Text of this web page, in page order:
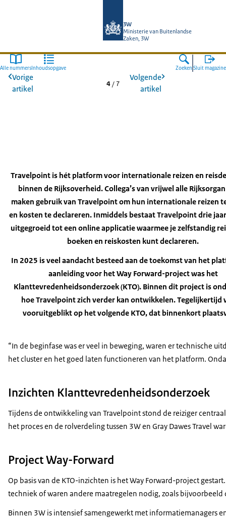
3W
Ministerie van Buitenlandse
Zaken, 3W
Alle nummers Inhoudsopgave Zoeken Sluit magazine
Vorige
artikel
4 / 7
Volgende
artikel
Travelpoint is hét platform voor internationale reizen en
binnen de Rijksoverheid. Collega’s van vrijwel alle
maken gebruik van Travelpoint om hun internationale reizen
en kosten te declareren. Inmiddels bestaat Travelpoint drie
uitgegroeid tot een online applicatie waarmee je zelfstandig
boeken en reiskosten kunt declareren.
In 2025 is veel aandacht besteed aan de toekomst van het
aanleiding voor het Way Forward-project was het
Klanttevredenheidsonderzoek (KTO). Binnen dit project is
hoe Travelpoint zich verder kan ontwikkelen. Tegelijkertijd
vooruitgeblikt op het volgende KTO, dat binnenkort
“In de beginfase was er veel in beweging, waren er technische
het cluster en het goed laten functioneren van het platform.
Inzichten Klanttevredenheidsonderzoek
Tijdens de ontwikkeling van Travelpoint stond de reiziger
het proces en de rolverdeling tussen 3W en Gray Dawes Travel
Project Way-Forward
Op basis van de KTO-inzichten is het Way Forward-project
techniek of waren andere maatregelen nodig, zoals
Binnen 3W is intensief samengewerkt met informatiemanagers